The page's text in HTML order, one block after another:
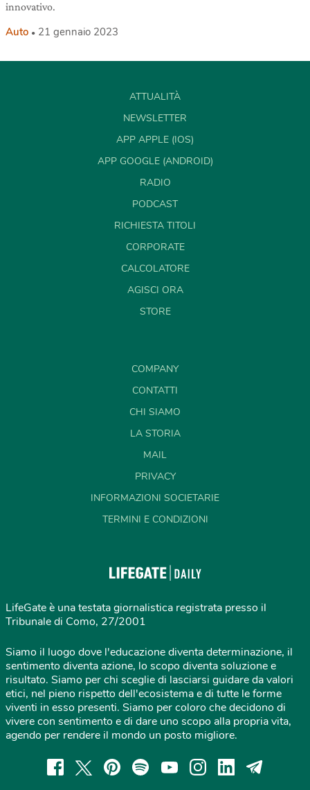
innovativo.
Auto 21 gennaio 2023
ATTUALITÀ
NEWSLETTER
APP APPLE (IOS)
APP GOOGLE (ANDROID)
RADIO
PODCAST
RICHIESTA TITOLI
CORPORATE
CALCOLATORE
AGISCI ORA
STORE
COMPANY
CONTATTI
CHI SIAMO
LA STORIA
MAIL
PRIVACY
INFORMAZIONI SOCIETARIE
TERMINI E CONDIZIONI
LifeGate è una testata giornalistica registrata presso il
Tribunale di Como, 27/2001
Siamo il luogo dove l'educazione diventa determinazione, il
sentimento diventa azione, lo scopo diventa soluzione e
risultato. Siamo per chi sceglie di lasciarsi guidare da valori
etici, nel pieno rispetto dell'ecosistema e di tutte le forme
viventi in esso presenti. Siamo per coloro che decidono di
vivere con sentimento e di dare uno scopo alla propria vita,
agendo per rendere il mondo un posto migliore.